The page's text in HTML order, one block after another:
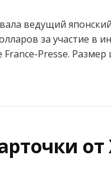
ведущий
за участие в
Presse. Размер